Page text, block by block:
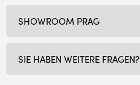
SHOWROOM PRAG
SIE HABEN WEITERE FRAGEN?